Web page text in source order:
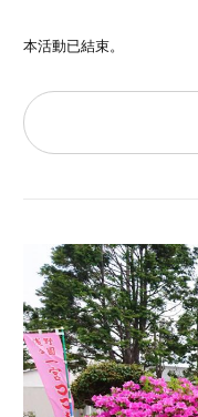
本活動已結束。